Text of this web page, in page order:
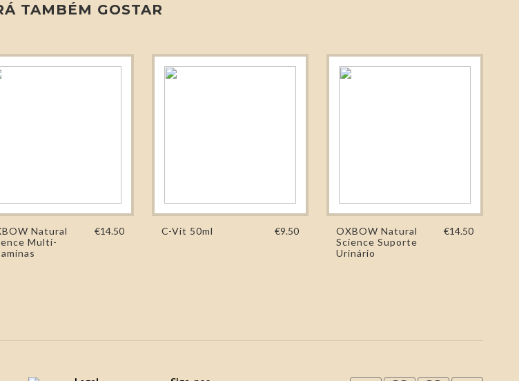
TAMBÉM GOSTAR
Natural
Multi-
€14.50 C-Vit 50ml €9.50
OXBOW Natural
Science Suporte
Urinário
€14.50